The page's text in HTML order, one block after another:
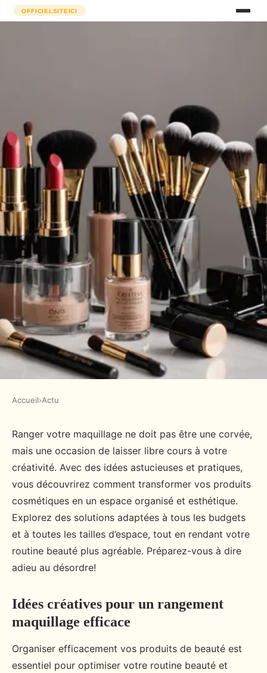
Idées créatives pour un
rangement maquillage efficace
admin •14 janvier 2025•3 min de lecture
Accueil›Actu
Ranger votre maquillage ne doit pas être une corvée,
mais une occasion de laisser libre cours à votre
créativité. Avec des idées astucieuses et pratiques,
vous découvrirez comment transformer vos produits
cosmétiques en un espace organisé et esthétique.
Explorez des solutions adaptées à tous les budgets
et à toutes les tailles d’espace, tout en rendant votre
routine beauté plus agréable. Préparez-vous à dire
adieu au désordre!
Idées créatives pour un rangement
maquillage efficace
Organiser efficacement vos produits de beauté est
essentiel pour optimiser votre routine beauté et